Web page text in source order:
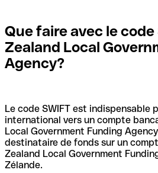
Que faire avec le code
Zealand Local
Agency?
Le code SWIFT est indispensable
international vers un compte
Local Government Funding
destinataire de fonds sur un
Zealand Local Government
Zélande.